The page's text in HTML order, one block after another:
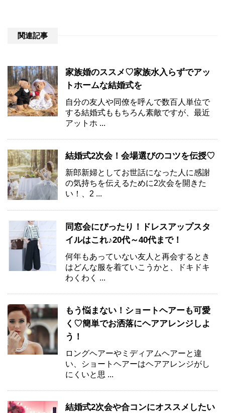
関連記事
家族婚のススメ♡家族水入らずでアッ
トホームな結婚式を
自分の友人や同僚を呼んで数百人単位で
する結婚式ももちろん素敵ですが、最近
アットホ ...
結婚式2次会！会場選びのコツを伝授♡
新郎新婦としてお世話になった人に感謝
の気持ちを伝えるために2次会を開きた
い！、2 ...
同窓会にぴったり！ドレスアップスタ
イルはこれ♪20代～40代まで！
何年もあっていない友人と再会するとき
はどんな服を着ていこうかと、ドキドキ
わくわく ...
もう悩まない！ショートヘアーも可愛
く♡簡単でお洒落にヘアアレンジしよ
う！
ロングヘアーやミディアムヘアーと違
い、ショートヘアーはヘアアレンジがし
にくいと思 ...
結婚式2次会や合コンにオススメしたい